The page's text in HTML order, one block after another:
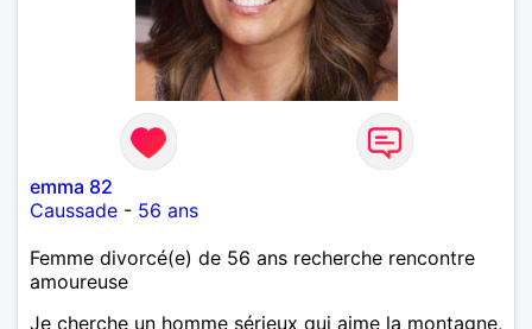
emma 82
Caussade - 56 ans
Femme divorcé(e) de 56 ans recherche rencontre
amoureuse
Je cherche un homme sérieux qui aime la montagne,